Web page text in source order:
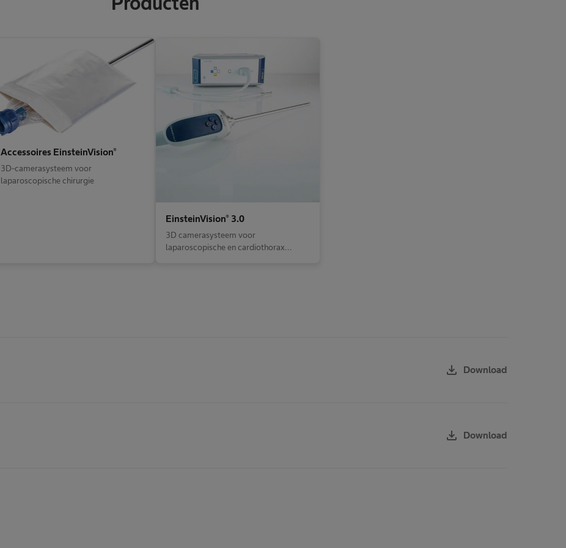
Accessoires EinsteinVision®
3D-camerasysteem voor
laparoscopische chirurgie
EinsteinVision® 3.0
3D camerasysteem voor
laparoscopische en cardiothorax
download Download
download Download